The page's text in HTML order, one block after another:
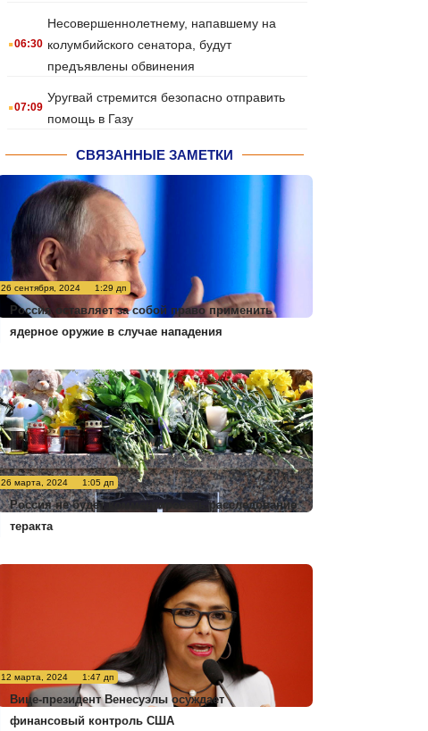
.06:30
Несовершеннолетнему, напавшему на
колумбийского сенатора, будут
предъявлены обвинения
.07:09
Уругвай стремится безопасно отправить
помощь в Газу
СВЯЗАННЫЕ ЗАМЕТКИ
26 сентября, 2024 1:29 дп
Россия оставляет за собой право применить
ядерное оружие в случае нападения
26 марта, 2024 1:05 дп
Россия не будет комментировать расследование
теракта
12 марта, 2024 1:47 дп
Вице-президент Венесуэлы осуждает
финансовый контроль США